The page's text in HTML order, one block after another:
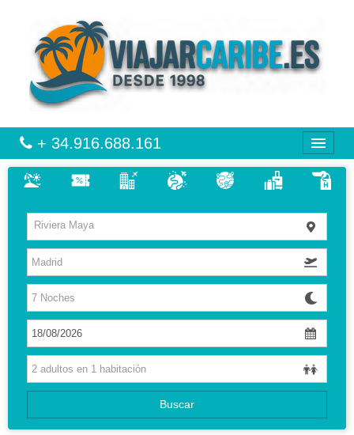
+ 34.916.688.161
VIAJES
VUELO + HOTEL
MULTIDESTINOS
CIRCUITOS
HOTELES
GUIAS DE VIAJES
Riviera Maya
Buscar